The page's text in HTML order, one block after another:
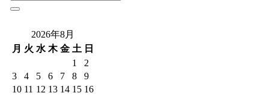
2026年8月
月 火 水 木 金 土 日
1
2
3
4 5 6 7 8
9
10 11 12 13 14 15 16